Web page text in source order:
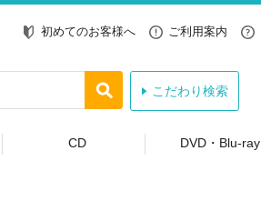
初めてのお客様へ ご利用案内
こだわり検索
CD DVD・Blu-ray